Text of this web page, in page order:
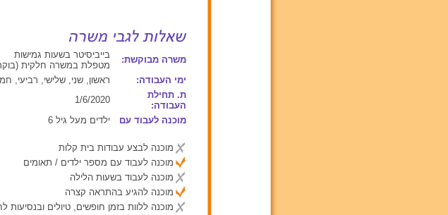
משרה מבוקשת:
בייביסיטר בשעות גמישות
מטפלת במשרה חלקית
ימי העבודה:
ראשון, שני, שלישי, רביעי,
ת. תחילת
העבודה:
1/6/2020
מוכנה לעבוד עם
ילדים מעל גיל 6
מוכנה לבצע עבודות בית קלות
מוכנה לעבוד עם מספר ילדים / תאומים
מוכנה לעבוד בשעות הלילה
מוכנה להגיע בהתראה קצרה
מוכנה ללוות בזמן חופשים, טיולים ובנסיעות